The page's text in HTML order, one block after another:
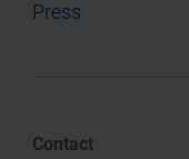
Press
Contact